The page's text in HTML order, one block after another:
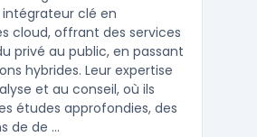
clé en
cloud, offrant des services
privé au public, en passant
hybrides. Leur expertise
et au conseil, où ils
études approfondies, des
de de ...